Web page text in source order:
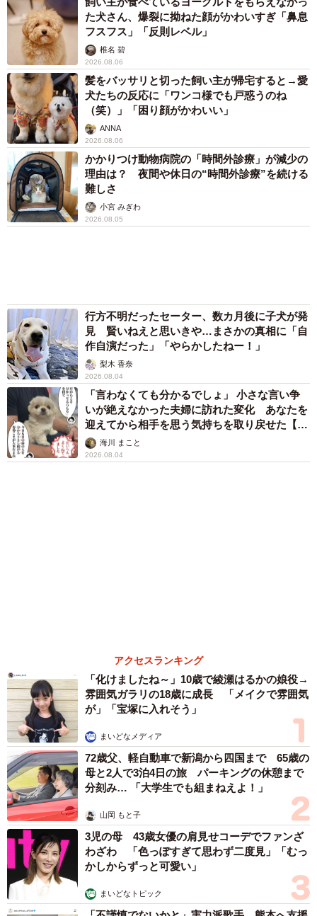
3/3
ったものの、やがてブリトニーはどんな人、どんなワンコ
の前でも本来の自分を出せるようになりました。さらには
人にもワンコにも自ら「遊ぼう！」と積極的に誘うことも
見られるようになりました。
そこでわかったことは、ブリトニーはかなりの甘えん坊で
あること。預かりボランティアさんには特にその信頼感か
ら「なでてなでて！」「かまってかまって！」とアピール
リアン・インスタグラム
https://www.instagram.com/restartdoglien/
「化けましたね～」10歳で綾瀬はるかの娘役→
雰囲気ガラリの18歳に成長 「メイクで雰囲気
が」「宝塚に入れそう」
まいどなメディア
72歳父、軽自動車で新潟から四国まで 65歳の
母と2人で3泊4日の旅 パーキングの休憩まで
分刻み… 「大学生でも組まねえよ！」
山岡 もと子
3児の母 43歳女優の肩見せコーデでファンざ
わざわ 「色っぽすぎて思わず二度見」「むっ
かしからずっと可愛い」
まいどなトピック
猫用の爪研ぎおもちゃを買ったら…「これで合
ってますか？」予想外の使い方が大反響
「100点満点」「かわいいからよし！」
梨木 香奈
６位以降を見る
森岡 浩
姓氏研究家
ハイヒール・リンゴ
園田学園女子大学学長
「夏休みはたくさん働いてほしい」と職場から
頼まれた高2息子 バイトで稼ぎすぎると扶養
を外れて税金や保険料が上がる？【FPが解
説】 もくもくライターズ
2026.08.08
2泊3日の東京出張→飼い主さんが不在中ハムス
ターに異変 眉間にできた深いしわ、「急に老
けた？」【漫画】
海川 まこと
2026.08.08